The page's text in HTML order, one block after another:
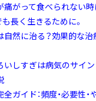
痛がって食べられない
長く生きるために。
自然に治る？効果的な
いしすぎは病気のサイ
ガイド：頻度・必要性